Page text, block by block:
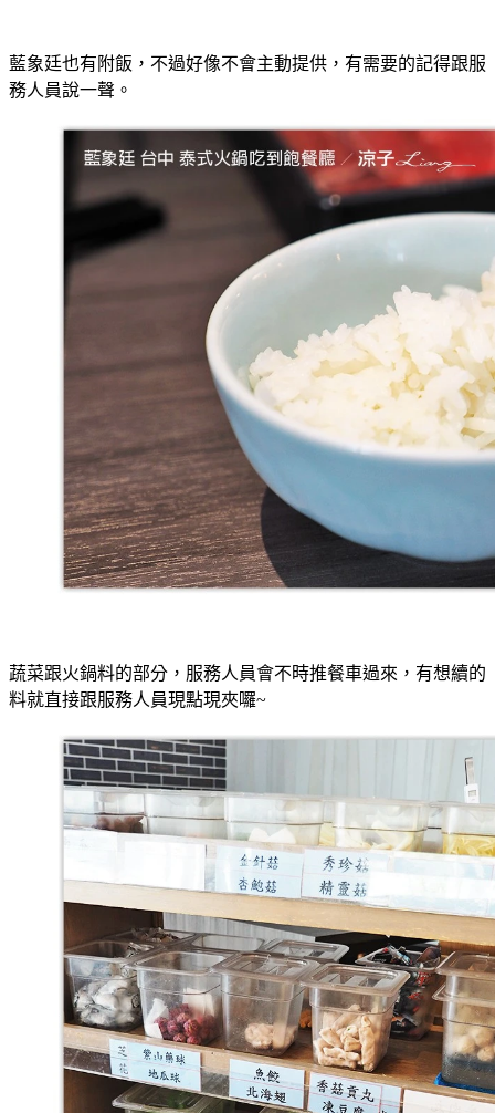
藍象廷也有附飯，不過好像不會主動提供，有需要的記得跟服
務人員說一聲。
蔬菜跟火鍋料的部分，服務人員會不時推餐車過來，有想續的
料就直接跟服務人員現點現夾囉~